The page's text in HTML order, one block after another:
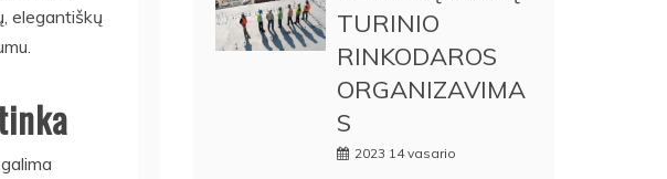
elegantiškų
TURINIO
RINKODAROS
ORGANIZAVIMA
S
2023 14 vasario